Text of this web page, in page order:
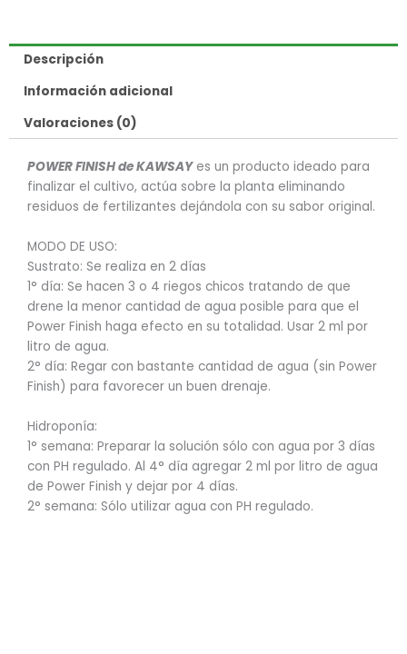
Descripción
Información adicional
Valoraciones (0)
POWER FINISH de KAWSAYes un producto ideado para
finalizar el cultivo, actúa sobre la planta eliminando
residuos de fertilizantes dejándola con su sabor original.
MODO DE USO:
Sustrato: Se realiza en 2 días
1° día: Se hacen 3 o 4 riegos chicos tratando de que
drene la menor cantidad de agua posible para que el
Power Finish haga efecto en su totalidad. Usar 2 ml por
litro de agua.
2° día: Regar con bastante cantidad de agua (sin Power
Finish) para favorecer un buen drenaje.
Hidroponía:
1° semana: Preparar la solución sólo con agua por 3 días
con PH regulado. Al 4° día agregar 2 ml por litro de agua
de Power Finish y dejar por 4 días.
2° semana: Sólo utilizar agua con PH regulado.